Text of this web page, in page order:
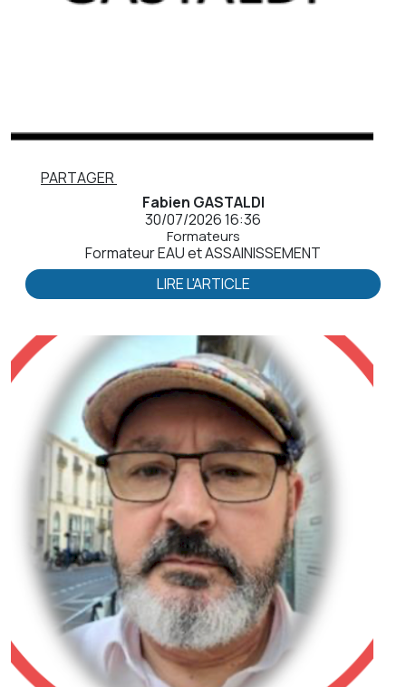
PARTAGER
Fabien GASTALDI
30/07/2026 16:36
Formateurs
Formateur EAU et ASSAINISSEMENT
LIRE L'ARTICLE